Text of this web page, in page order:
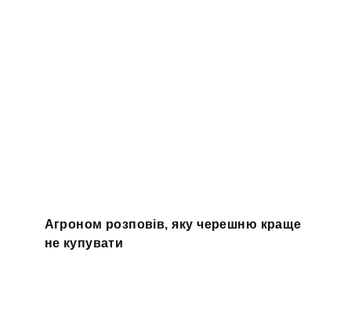
Агроном розповів, яку черешню краще
не купувати